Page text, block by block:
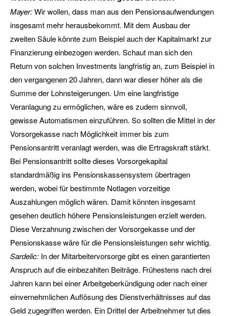
Mayer:Wir wollen, dass man aus den Pensionsaufwendungen
insgesamt mehr herausbekommt. Mit dem Ausbau der
zweiten Säule könnte zum Beispiel auch der Kapitalmarkt zur
Finanzierung einbezogen werden. Schaut man sich den
Return von solchen Investments langfristig an, zum Beispiel in
den vergangenen 20 Jahren, dann war dieser höher als die
Summe der Lohnsteigerungen. Um eine langfristige
Veranlagung zu ermöglichen, wäre es zudem sinnvoll,
gewisse Automatismen einzuführen. So sollten die Mittel in der
Vorsorgekasse nach Möglichkeit immer bis zum
Pensionsantritt veranlagt werden, was die Ertragskraft stärkt.
Bei Pensionsantritt sollte dieses Vorsorgekapital
standardmäßig ins Pensionskassensystem übertragen
werden, wobei für bestimmte Notlagen vorzeitige
Auszahlungen möglich wären. Damit könnten insgesamt
gesehen deutlich höhere Pensionsleistungen erzielt werden.
Diese Verzahnung zwischen der Vorsorgekasse und der
Pensionskasse wäre für die Pensionsleistungen sehr wichtig.
Sardelic: In der Mitarbeitervorsorge gibt es einen garantierten
Anspruch auf die einbezahlten Beiträge. Frühestens nach drei
Jahren kann bei einer Arbeitgeberkündigung oder nach einer
einvernehmlichen Auflösung des Dienstverhältnisses auf das
Geld zugegriffen werden. Ein Drittel der Arbeitnehmer tut dies